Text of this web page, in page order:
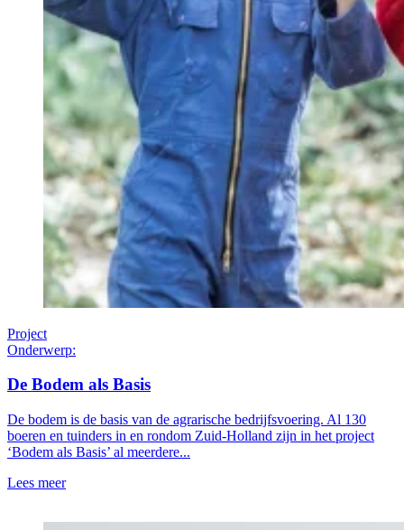
Project
Onderwerp:
De Bodem als Basis
De bodem is de basis van de agrarische bedrijfsvoering. Al 130
boeren en tuinders in en rondom Zuid-Holland zijn in het project
‘Bodem als Basis’ al meerdere...
Lees meer